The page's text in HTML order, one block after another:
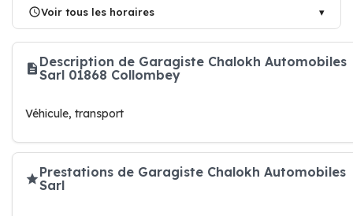
Voir tous les horaires
Description de Garagiste Chalokh Automobiles
Sarl 01868 Collombey
Véhicule, transport
Prestations de Garagiste Chalokh Automobiles
Sarl